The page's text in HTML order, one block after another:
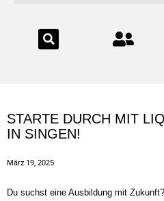
STARTE DURCH MIT
IN SINGEN!
März 19, 2025
Du suchst eine Ausbildung mit